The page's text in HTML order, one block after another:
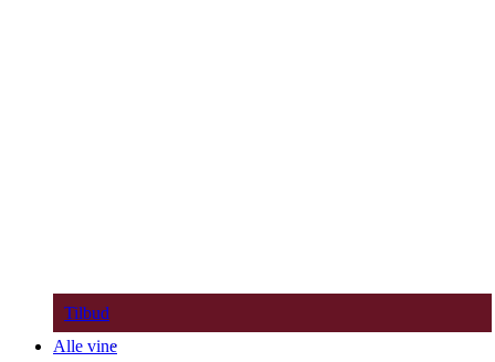
Tilbud
Alle vine